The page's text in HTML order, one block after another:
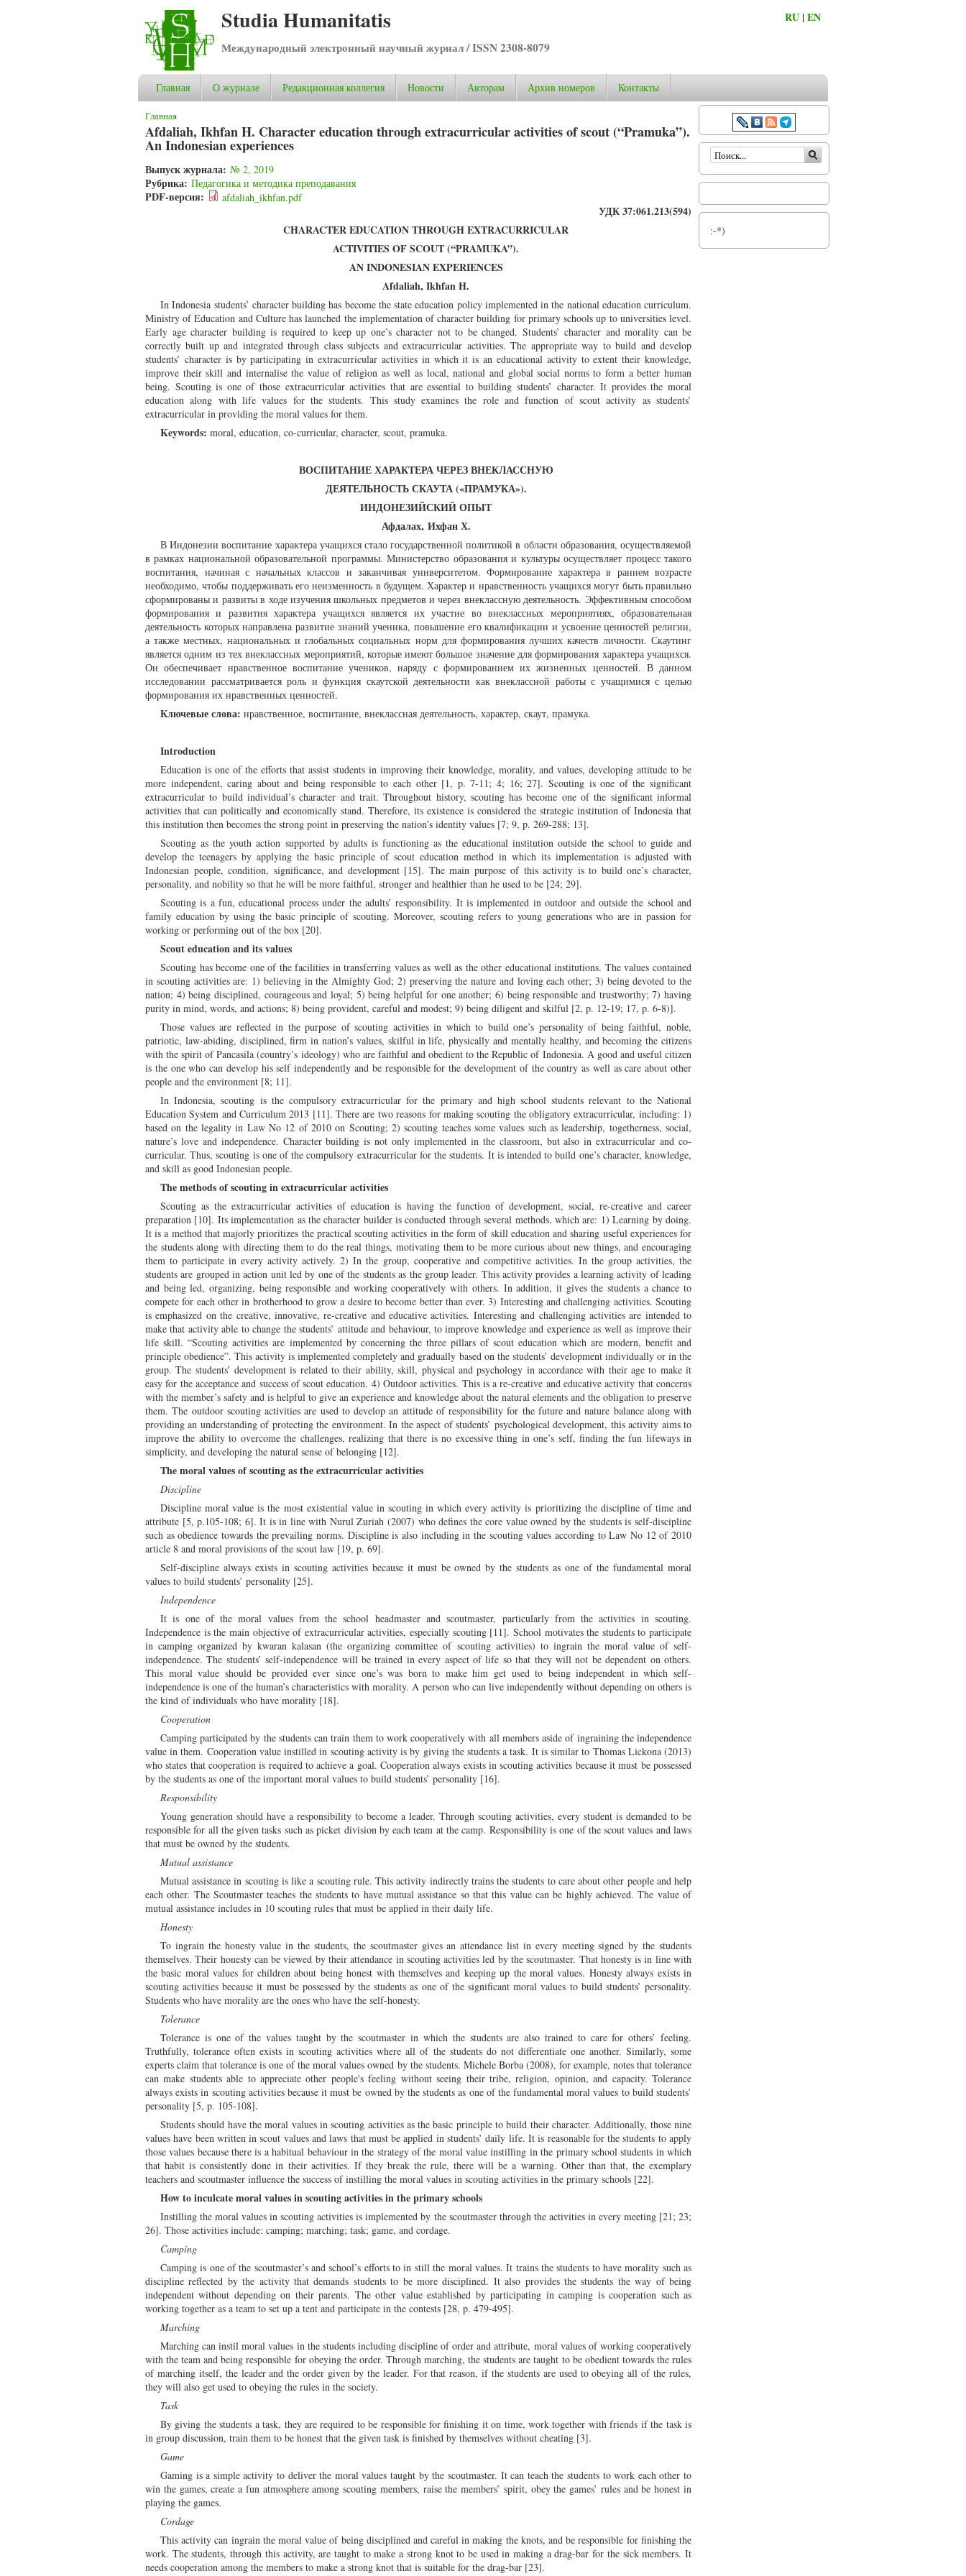
Studia Humanitatis
Международный электронный научный журнал / ISSN 2308-8079
RU |EN
Главная О журнале Редакционная коллегия Новости Авторам Архив номеров Контакты
Вы здесь
Главная
Afdaliah, Ikhfan H. Character education through extracurricular activities of scout (“Pramuka”).
An Indonesian experiences
Выпуск журнала: № 2, 2019
Рубрика: Педагогика и методика преподавания
PDF-версия: afdaliah_ikhfan.pdf
УДК 37:061.213(594)
CHARACTER EDUCATION THROUGH EXTRACURRICULAR
ACTIVITIES OF SCOUT (“PRAMUKA”).
AN INDONESIAN EXPERIENCES
Afdaliah, Ikhfan H.
In Indonesia students’ character building has become the state education policy implemented in the national education curriculum.
Ministry of Education and Culture has launched the implementation of character building for primary schools up to universities level.
Early age character building is required to keep up one’s character not to be changed. Students’ character and morality can be
correctly built up and integrated through class subjects and extracurricular activities. The appropriate way to build and develop
students’ character is by participating in extracurricular activities in which it is an educational activity to extent their knowledge,
improve their skill and internalise the value of religion as well as local, national and global social norms to form a better human
being. Scouting is one of those extracurricular activities that are essential to building students’ character. It provides the moral
education along with life values for the students. This study examines the role and function of scout activity as students’
extracurricular in providing the moral values for them.
Keywords: moral, education, co-curricular, character, scout, pramuka.
ВОСПИТАНИЕ ХАРАКТЕРА ЧЕРЕЗ ВНЕКЛАССНУЮ
ДЕЯТЕЛЬНОСТЬ СКАУТА («ПРАМУКА»).
ИНДОНЕЗИЙСКИЙ ОПЫТ
Афдалах, Ихфан Х.
В Индонезии воспитание характера учащихся стало государственной политикой в области образования, осуществляемой
в рамках национальной образовательной программы. Министерство образования и культуры осуществляет процесс такого
воспитания, начиная с начальных классов и заканчивая университетом. Формирование характера в раннем возрасте
необходимо, чтобы поддерживать его неизменность в будущем. Характер и нравственность учащихся могут быть правильно
сформированы и развиты в ходе изучения школьных предметов и через внеклассную деятельность. Эффективным способом
формирования и развития характера учащихся является их участие во внеклассных мероприятиях, образовательная
деятельность которых направлена развитие знаний ученика, повышение его квалификации и усвоение ценностей религии,
а также местных, национальных и глобальных социальных норм для формирования лучших качеств личности. Скаутинг
является одним из тех внеклассных мероприятий, которые имеют большое значение для формирования характера учащихся.
Он обеспечивает нравственное воспитание учеников, наряду с формированием их жизненных ценностей. В данном
исследовании рассматривается роль и функция скаутской деятельности как внеклассной работы с учащимися с целью
формирования их нравственных ценностей.
Ключевые слова: нравственное, воспитание, внеклассная деятельность, характер, скаут, прамука.
Introduction
Education is one of the efforts that assist students in improving their knowledge, morality, and values, developing attitude to be
more independent, caring about and being responsible to each other [1, p. 7-11; 4; 16; 27]. Scouting is one of the significant
extracurricular to build individual’s character and trait. Throughout history, scouting has become one of the significant informal
activities that can politically and economically stand. Therefore, its existence is considered the strategic institution of Indonesia that
this institution then becomes the strong point in preserving the nation’s identity values [7; 9, p. 269-288; 13].
Scouting as the youth action supported by adults is functioning as the educational institution outside the school to guide and
develop the teenagers by applying the basic principle of scout education method in which its implementation is adjusted with
Indonesian people, condition, significance, and development [15]. The main purpose of this activity is to build one’s character,
personality, and nobility so that he will be more faithful, stronger and healthier than he used to be [24; 29].
Scouting is a fun, educational process under the adults’ responsibility. It is implemented in outdoor and outside the school and
family education by using the basic principle of scouting. Moreover, scouting refers to young generations who are in passion for
working or performing out of the box [20].
Scout education and its values
Scouting has become one of the facilities in transferring values as well as the other educational institutions. The values contained
in scouting activities are: 1) believing in the Almighty God; 2) preserving the nature and loving each other; 3) being devoted to the
nation; 4) being disciplined, courageous and loyal; 5) being helpful for one another; 6) being responsible and trustworthy; 7) having
purity in mind, words, and actions; 8) being provident, careful and modest; 9) being diligent and skilful [2, p. 12-19; 17, p. 6-8)].
Those values are reflected in the purpose of scouting activities in which to build one’s personality of being faithful, noble,
patriotic, law-abiding, disciplined, firm in nation’s values, skilful in life, physically and mentally healthy, and becoming the citizens
with the spirit of Pancasila (country’s ideology) who are faithful and obedient to the Republic of Indonesia. A good and useful citizen
is the one who can develop his self independently and be responsible for the development of the country as well as care about other
people and the environment [8; 11].
In Indonesia, scouting is the compulsory extracurricular for the primary and high school students relevant to the National
Education System and Curriculum 2013 [11]. There are two reasons for making scouting the obligatory extracurricular, including: 1)
based on the legality in Law No 12 of 2010 on Scouting; 2) scouting teaches some values such as leadership, togetherness, social,
nature’s love and independence. Character building is not only implemented in the classroom, but also in extracurricular and co-
curricular. Thus, scouting is one of the compulsory extracurricular for the students. It is intended to build one’s character, knowledge,
and skill as good Indonesian people.
The methods of scouting in extracurricular activities
Scouting as the extracurricular activities of education is having the function of development, social, re-creative and career
preparation [10]. Its implementation as the character builder is conducted through several methods, which are: 1) Learning by doing.
It is a method that majorly prioritizes the practical scouting activities in the form of skill education and sharing useful experiences for
the students along with directing them to do the real things, motivating them to be more curious about new things, and encouraging
them to participate in every activity actively. 2) In the group, cooperative and competitive activities. In the group activities, the
students are grouped in action unit led by one of the students as the group leader. This activity provides a learning activity of leading
and being led, organizing, being responsible and working cooperatively with others. In addition, it gives the students a chance to
compete for each other in brotherhood to grow a desire to become better than ever. 3) Interesting and challenging activities. Scouting
is emphasized on the creative, innovative, re-creative and educative activities. Interesting and challenging activities are intended to
make that activity able to change the students’ attitude and behaviour, to improve knowledge and experience as well as improve their
life skill. “Scouting activities are implemented by concerning the three pillars of scout education which are modern, benefit and
principle obedience”. This activity is implemented completely and gradually based on the students’ development individually or in the
group. The students’ development is related to their ability, skill, physical and psychology in accordance with their age to make it
easy for the acceptance and success of scout education. 4) Outdoor activities. This is a re-creative and educative activity that concerns
with the member’s safety and is helpful to give an experience and knowledge about the natural elements and the obligation to preserve
them. The outdoor scouting activities are used to develop an attitude of responsibility for the future and nature balance along with
providing an understanding of protecting the environment. In the aspect of students’ psychological development, this activity aims to
improve the ability to overcome the challenges, realizing that there is no excessive thing in one’s self, finding the fun lifeways in
simplicity, and developing the natural sense of belonging [12].
The moral values of scouting as the extracurricular activities
Discipline
Discipline moral value is the most existential value in scouting in which every activity is prioritizing the discipline of time and
attribute [5, p.105-108; 6]. It is in line with Nurul Zuriah (2007) who defines the core value owned by the students is self-discipline
such as obedience towards the prevailing norms. Discipline is also including in the scouting values according to Law No 12 of 2010
article 8 and moral provisions of the scout law [19, p. 69].
Self-discipline always exists in scouting activities because it must be owned by the students as one of the fundamental moral
values to build students’ personality [25].
Independence
It is one of the moral values from the school headmaster and scoutmaster, particularly from the activities in scouting.
Independence is the main objective of extracurricular activities, especially scouting [11]. School motivates the students to participate
in camping organized by kwaran kalasan (the organizing committee of scouting activities) to ingrain the moral value of self-
independence. The students’ self-independence will be trained in every aspect of life so that they will not be dependent on others.
This moral value should be provided ever since one’s was born to make him get used to being independent in which self-
independence is one of the human’s characteristics with morality. A person who can live independently without depending on others is
the kind of individuals who have morality [18].
Cooperation
Camping participated by the students can train them to work cooperatively with all members aside of ingraining the independence
value in them. Cooperation value instilled in scouting activity is by giving the students a task. It is similar to Thomas Lickona (2013)
who states that cooperation is required to achieve a goal. Cooperation always exists in scouting activities because it must be possessed
by the students as one of the important moral values to build students’ personality [16].
Responsibility
Young generation should have a responsibility to become a leader. Through scouting activities, every student is demanded to be
responsible for all the given tasks such as picket division by each team at the camp. Responsibility is one of the scout values and laws
that must be owned by the students.
Mutual assistance
Mutual assistance in scouting is like a scouting rule. This activity indirectly trains the students to care about other people and help
each other. The Scoutmaster teaches the students to have mutual assistance so that this value can be highly achieved. The value of
mutual assistance includes in 10 scouting rules that must be applied in their daily life.
Honesty
To ingrain the honesty value in the students, the scoutmaster gives an attendance list in every meeting signed by the students
themselves. Their honesty can be viewed by their attendance in scouting activities led by the scoutmaster. That honesty is in line with
the basic moral values for children about being honest with themselves and keeping up the moral values. Honesty always exists in
scouting activities because it must be possessed by the students as one of the significant moral values to build students’ personality.
Students who have morality are the ones who have the self-honesty.
Tolerance
Tolerance is one of the values taught by the scoutmaster in which the students are also trained to care for others’ feeling.
Truthfully, tolerance often exists in scouting activities where all of the students do not differentiate one another. Similarly, some
experts claim that tolerance is one of the moral values owned by the students. Michele Borba (2008), for example, notes that tolerance
can make students able to appreciate other people's feeling without seeing their tribe, religion, opinion, and capacity. Tolerance
always exists in scouting activities because it must be owned by the students as one of the fundamental moral values to build students’
personality [5, p. 105-108].
Students should have the moral values in scouting activities as the basic principle to build their character. Additionally, those nine
values have been written in scout values and laws that must be applied in students’ daily life. It is reasonable for the students to apply
those values because there is a habitual behaviour in the strategy of the moral value instilling in the primary school students in which
that habit is consistently done in their activities. If they break the rule, there will be a warning. Other than that, the exemplary
teachers and scoutmaster influence the success of instilling the moral values in scouting activities in the primary schools [22].
How to inculcate moral values in scouting activities in the primary schools
Instilling the moral values in scouting activities is implemented by the scoutmaster through the activities in every meeting [21; 23;
26]. Those activities include: camping; marching; task; game, and cordage.
Camping
Camping is one of the scoutmaster’s and school’s efforts to in still the moral values. It trains the students to have morality such as
discipline reflected by the activity that demands students to be more disciplined. It also provides the students the way of being
independent without depending on their parents. The other value established by participating in camping is cooperation such as
working together as a team to set up a tent and participate in the contests [28, p. 479-495].
Marching
Marching can instil moral values in the students including discipline of order and attribute, moral values of working cooperatively
with the team and being responsible for obeying the order. Through marching, the students are taught to be obedient towards the rules
of marching itself, the leader and the order given by the leader. For that reason, if the students are used to obeying all of the rules,
they will also get used to obeying the rules in the society.
Task
By giving the students a task, they are required to be responsible for finishing it on time, work together with friends if the task is
in group discussion, train them to be honest that the given task is finished by themselves without cheating [3].
Game
Gaming is a simple activity to deliver the moral values taught by the scoutmaster. It can teach the students to work each other to
win the games, create a fun atmosphere among scouting members, raise the members’ spirit, obey the games’ rules and be honest in
playing the games.
Cordage
This activity can ingrain the moral value of being disciplined and careful in making the knots, and be responsible for finishing the
work. The students, through this activity, are taught to make a strong knot to be used in making a drag-bar for the sick members. It
needs cooperation among the members to make a strong knot that is suitable for the drag-bar [23].
Форма поиска
:-*)